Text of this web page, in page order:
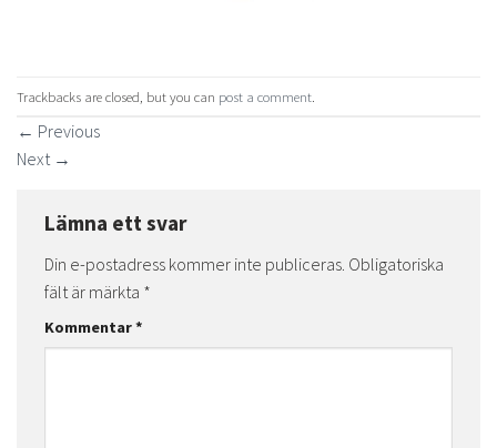
Trackbacks are closed, but you can post a comment
← Previous
Next →
Lämna ett svar
Din e-postadress kommer inte publiceras. Obligatoriska
fält är märkta *
Kommentar*